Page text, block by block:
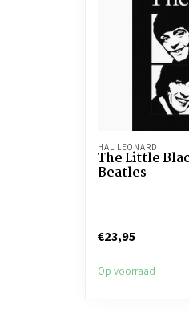
HAL LEONARD
The Little
Beatles
€23,95
Op voorraad